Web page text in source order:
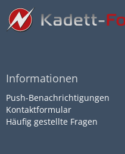
Informationen
Push-Benachrichtigungen
Kontaktformular
Häufig gestellte Fragen